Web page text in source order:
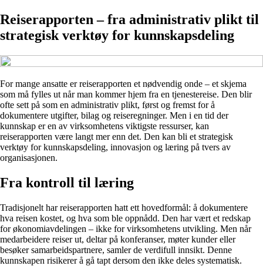
Reiserapporten – fra administrativ plikt til
strategisk verktøy for kunnskapsdeling
For mange ansatte er reiserapporten et nødvendig onde – et skjema
som må fylles ut når man kommer hjem fra en tjenestereise. Den blir
ofte sett på som en administrativ plikt, først og fremst for å
dokumentere utgifter, bilag og reiseregninger. Men i en tid der
kunnskap er en av virksomhetens viktigste ressurser, kan
reiserapporten være langt mer enn det. Den kan bli et strategisk
verktøy for kunnskapsdeling, innovasjon og læring på tvers av
organisasjonen.
Fra kontroll til læring
Tradisjonelt har reiserapporten hatt ett hovedformål: å dokumentere
hva reisen kostet, og hva som ble oppnådd. Den har vært et redskap
for økonomiavdelingen – ikke for virksomhetens utvikling. Men når
medarbeidere reiser ut, deltar på konferanser, møter kunder eller
besøker samarbeidspartnere, samler de verdifull innsikt. Denne
kunnskapen risikerer å gå tapt dersom den ikke deles systematisk.